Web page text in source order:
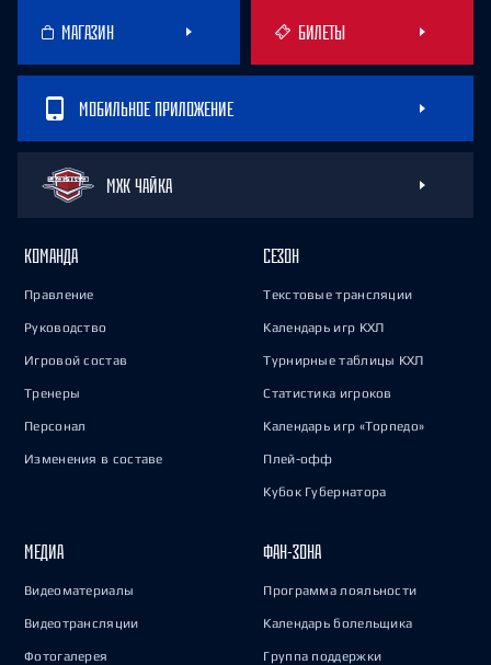
МАГАЗИН БИЛЕТЫ
МОБИЛЬНОЕ ПРИЛОЖЕНИЕ
МХК ЧАЙКА
КОМАНДА
Правление
Руководство
Игровой состав
Тренеры
Персонал
Изменения в составе
СЕЗОН
Текстовые трансляции
Календарь игр КХЛ
Турнирные таблицы КХЛ
Статистика игроков
Календарь игр «Торпедо»
Плей-офф
Кубок Губернатора
МЕДИА
Видеоматериалы
Видеотрансляции
Фотогалерея
ФАН-ЗОНА
Программа лояльности
Календарь болельщика
Группа поддержки